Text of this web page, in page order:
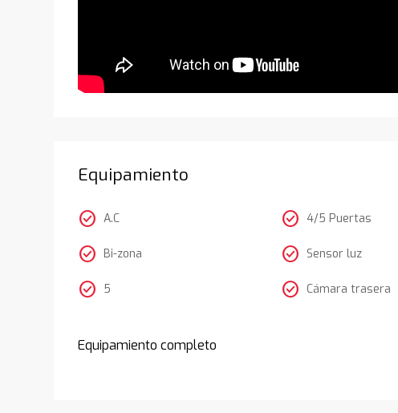
Equipamiento
check_circle A.C
check_circle Bi-zona
check_circle 5
check_circle 4/5 Puertas
check_circle Sensor luz
check_circle Cámara trasera
Equipamiento completo